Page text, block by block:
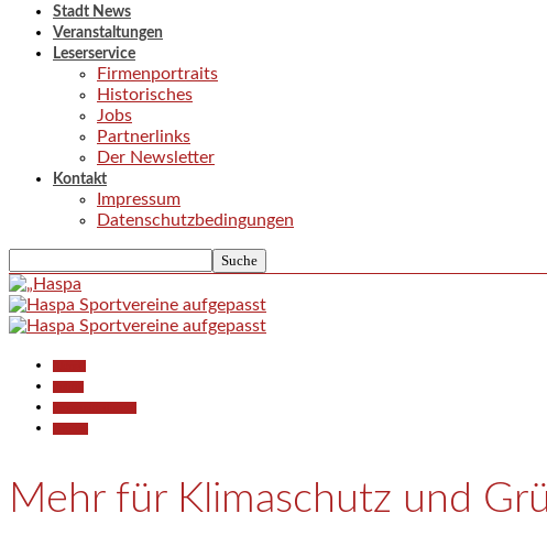
Stadt News
Veranstaltungen
Leserservice
Firmenportraits
Historisches
Jobs
Partnerlinks
Der Newsletter
Kontakt
Impressum
Datenschutzbedingungen
Mehr für Klimaschutz und